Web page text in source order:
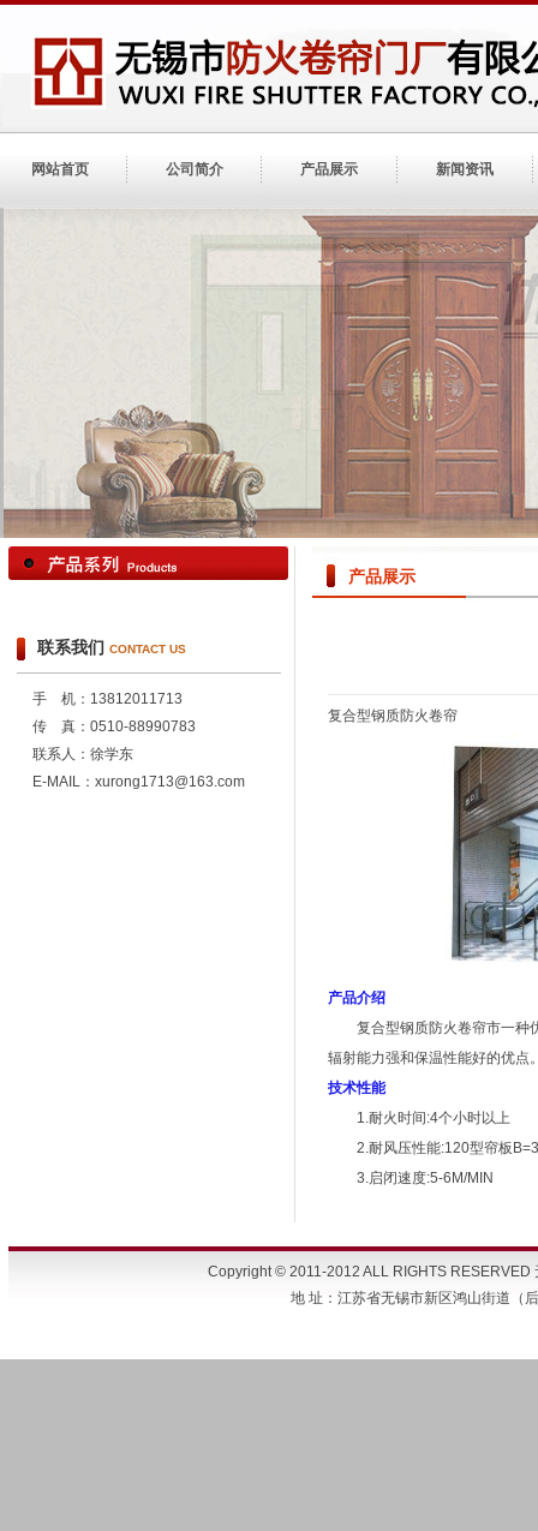
网站首页 公司简介 产品展示 新闻资讯
联系我们 CONTACT US
手 机：13812011713
传 真：0510-88990783
联系人：徐学东
E-MAIL：xurong1713@163.com
产品展示
复合型钢质防火卷帘
产品介绍
复合型钢质防火卷帘市一种优
辐射能力强和保温性能好的优点
技术性能
1.耐火时间:4个小时以上
2.耐风压性能:120型帘板
3.启闭速度:5-6M/MIN
Copyright © 2011-2012 ALL RIGHTS RESERVED
地 址：江苏省无锡市新区鸿山街道